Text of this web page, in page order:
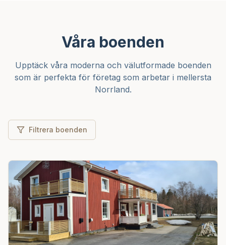
Våra boenden
Upptäck våra moderna och välutformade boenden
som är perfekta för företag som arbetar i mellersta
Norrland.
Filtrera boenden